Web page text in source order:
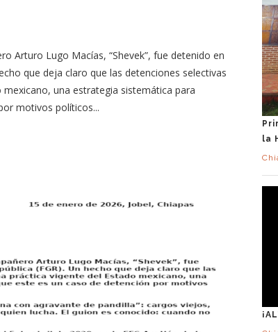
Arturo Lugo Macías, “Shevek”, fue detenido en
que deja claro que las detenciones selectivas
una estrategia sistemática para
motivos políticos...
la